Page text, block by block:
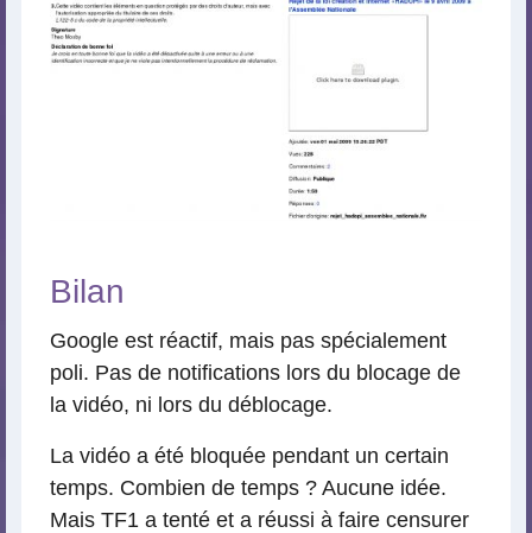
Bilan
Google est réactif, mais pas spécialement
poli. Pas de notifications lors du blocage de
la vidéo, ni lors du déblocage.
La vidéo a été bloquée pendant un certain
temps. Combien de temps ? Aucune idée.
Mais TF1 a tenté et a réussi à faire censurer